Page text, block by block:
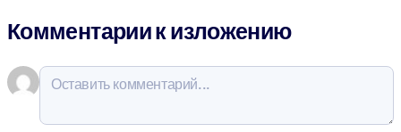
Комментарии к изложению